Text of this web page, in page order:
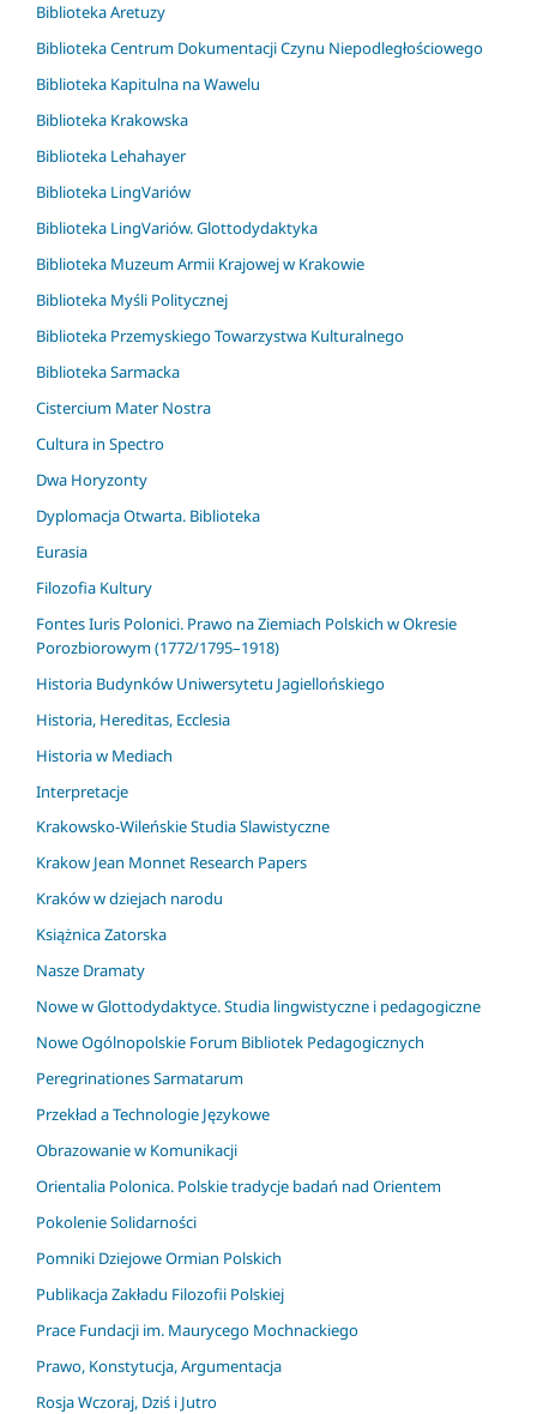
Biblioteka Aretuzy
Biblioteka Centrum Dokumentacji Czynu Niepodległościowego
Biblioteka Kapitulna na Wawelu
Biblioteka Krakowska
Biblioteka Lehahayer
Biblioteka LingVariów
Biblioteka LingVariów. Glottodydaktyka
Biblioteka Muzeum Armii Krajowej w Krakowie
Biblioteka Myśli Politycznej
Biblioteka Przemyskiego Towarzystwa Kulturalnego
Biblioteka Sarmacka
Cistercium Mater Nostra
Cultura in Spectro
Dwa Horyzonty
Dyplomacja Otwarta. Biblioteka
Eurasia
Filozofia Kultury
Fontes Iuris Polonici. Prawo na Ziemiach Polskich w Okresie
Porozbiorowym (1772/1795–1918)
Historia Budynków Uniwersytetu Jagiellońskiego
Historia, Hereditas, Ecclesia
Historia w Mediach
Interpretacje
Krakowsko-Wileńskie Studia Slawistyczne
Krakow Jean Monnet Research Papers
Kraków w dziejach narodu
Książnica Zatorska
Nasze Dramaty
Nowe w Glottodydaktyce. Studia lingwistyczne i pedagogiczne
Nowe Ogólnopolskie Forum Bibliotek Pedagogicznych
Peregrinationes Sarmatarum
Przekład a Technologie Językowe
Obrazowanie w Komunikacji
Orientalia Polonica. Polskie tradycje badań nad Orientem
Pokolenie Solidarności
Pomniki Dziejowe Ormian Polskich
Publikacja Zakładu Filozofii Polskiej
Prace Fundacji im. Maurycego Mochnackiego
Prawo, Konstytucja, Argumentacja
Rosja Wczoraj, Dziś i Jutro